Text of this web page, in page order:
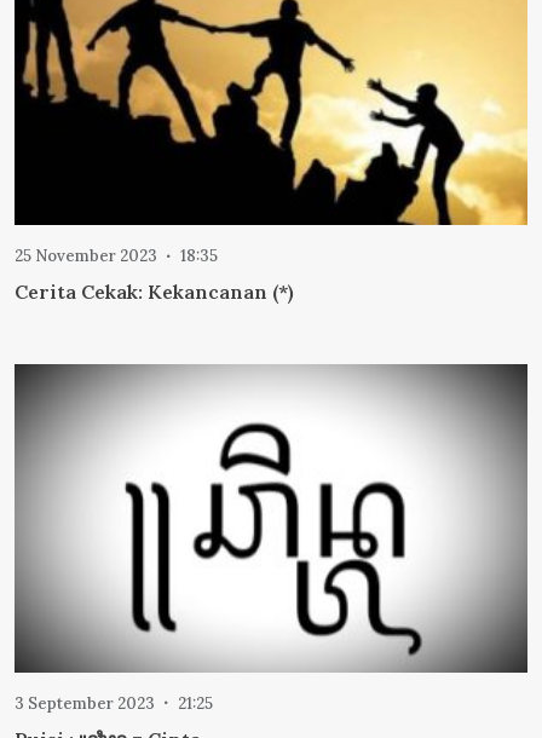
25 November 2023 18:35
Cerita Cekak: Kekancanan (*)
3 September 2023 21:25